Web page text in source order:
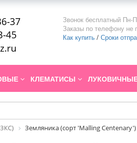
37
45
Звонок бесплатный Пн-
Заказы по телефону не
Как купить / Сроки
КЛЕМАТИСЫ
Земляника (сорт 'Malling Centenary')